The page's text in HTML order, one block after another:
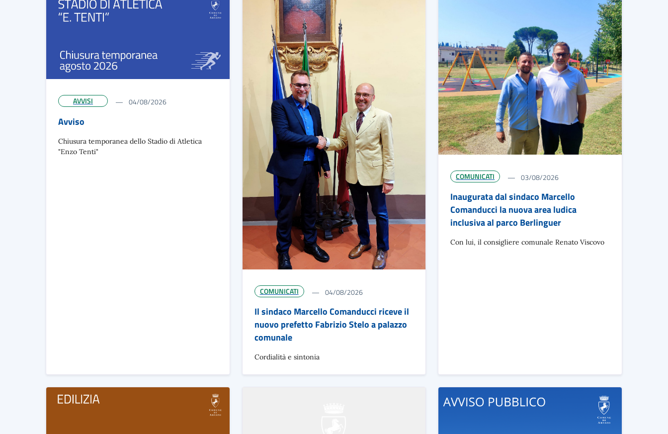
AVVISI 04/08/2026
Avviso
Chiusura temporanea dello Stadio di Atletica
"Enzo Tenti"
COMUNICATI 04/08/2026
Il sindaco Marcello Comanducci riceve il
nuovo prefetto Fabrizio Stelo a palazzo
comunale
Cordialità e sintonia
COMUNICATI 03/08/2026
Inaugurata dal sindaco Marcello
Comanducci la nuova area ludica
inclusiva al parco Berlinguer
Con lui, il consigliere comunale Renato Viscovo